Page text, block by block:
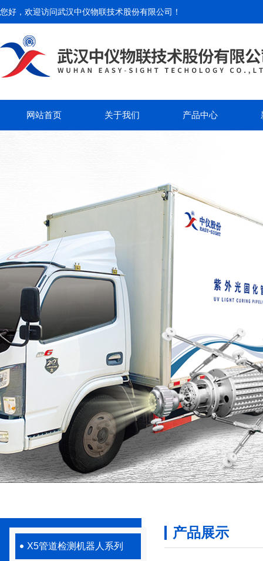
您好，欢迎访问武汉中仪物联技术股份有限公司 ！
网站首页 关于我们 产品中心
X5管道检测机器人系列
产品展示